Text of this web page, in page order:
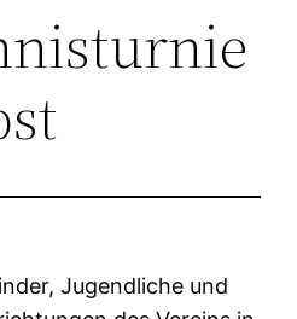
Jugendliche und